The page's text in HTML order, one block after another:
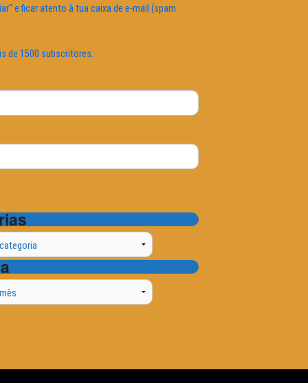
e ficar atento à tua caixa de e-mail (spam
de 1500 subscritores.